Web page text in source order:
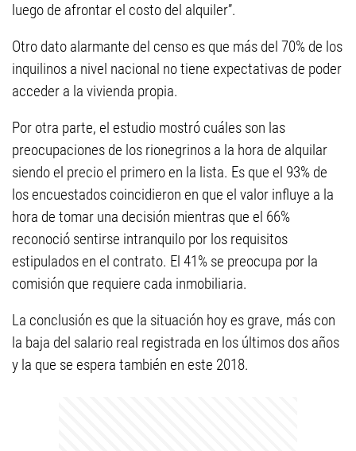
luego de afrontar el costo del alquiler”.
Otro dato alarmante del censo es que más del 70% de los
inquilinos a nivel nacional no tiene expectativas de poder
acceder a la vivienda propia.
Por otra parte, el estudio mostró cuáles son las
preocupaciones de los rionegrinos a la hora de alquilar
siendo el precio el primero en la lista. Es que el 93% de
los encuestados coincidieron en que el valor influye a la
hora de tomar una decisión mientras que el 66%
reconoció sentirse intranquilo por los requisitos
estipulados en el contrato. El 41% se preocupa por la
comisión que requiere cada inmobiliaria.
La conclusión es que la situación hoy es grave, más con
la baja del salario real registrada en los últimos dos años
y la que se espera también en este 2018.